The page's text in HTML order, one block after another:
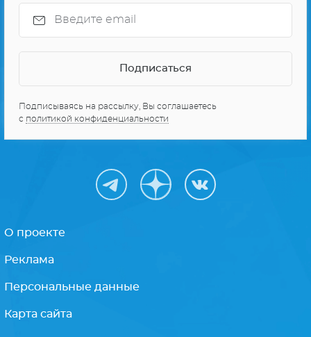
Подписываясь на рассылку, Вы соглашаетесь
с политикой конфиденциальности
О проекте
Реклама
Персональные данные
Карта сайта